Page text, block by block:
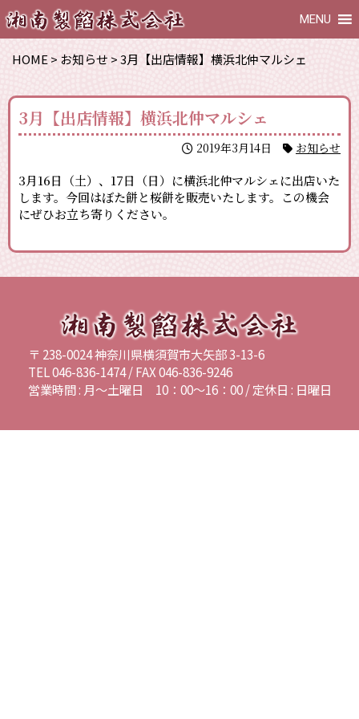
MENU
HOME> お知らせ >3月【出店情報】横浜北仲マルシェ
3月【出店情報】横浜北仲マルシェ
2019年3月14日 お知らせ
3月16日（土）、17日（日）に横浜北仲マルシェに出店いた
します。今回はぼた餅と桜餅を販売いたします。この機会
にぜひお立ち寄りください。
〒 238-0024 神奈川県横須賀市大矢部 3-13-6
TEL 046-836-1474 / FAX 046-836-9246
営業時間 : 月～土曜日 10：00～16：00 / 定休日 : 日曜日